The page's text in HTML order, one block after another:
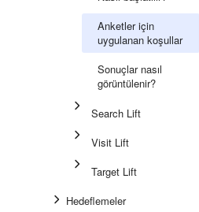
Anketler için
uygulanan koşullar
Sonuçlar nasıl
görüntülenir?
Search Lift
Visit Lift
Target Lift
Hedeflemeler